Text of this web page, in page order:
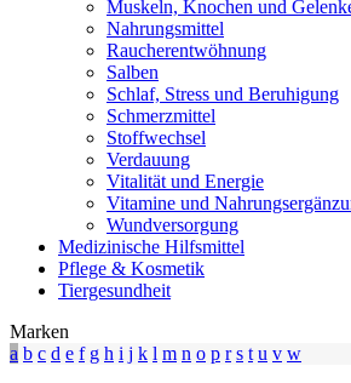
Muskeln, Knochen und
Nahrungsmittel
Raucherentwöhnung
Salben
Schlaf, Stress und Beruhigung
Schmerzmittel
Stoffwechsel
Verdauung
Vitalität und Energie
Vitamine und
Wundversorgung
Medizinische Hilfsmittel
Pflege & Kosmetik
Tiergesundheit
Marken
a b c d e f g h i j k l m n o p r s t u v w